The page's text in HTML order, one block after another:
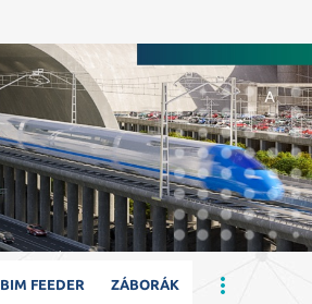
BIM FEEDER ZÁBORÁK